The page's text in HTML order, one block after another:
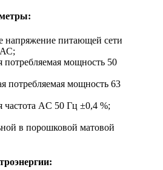
напряжение питающей сети
потребляемая мощность 50
потребляемая мощность 63
частота AC 50 Гц ±0,4 %;
в порошковой матовой